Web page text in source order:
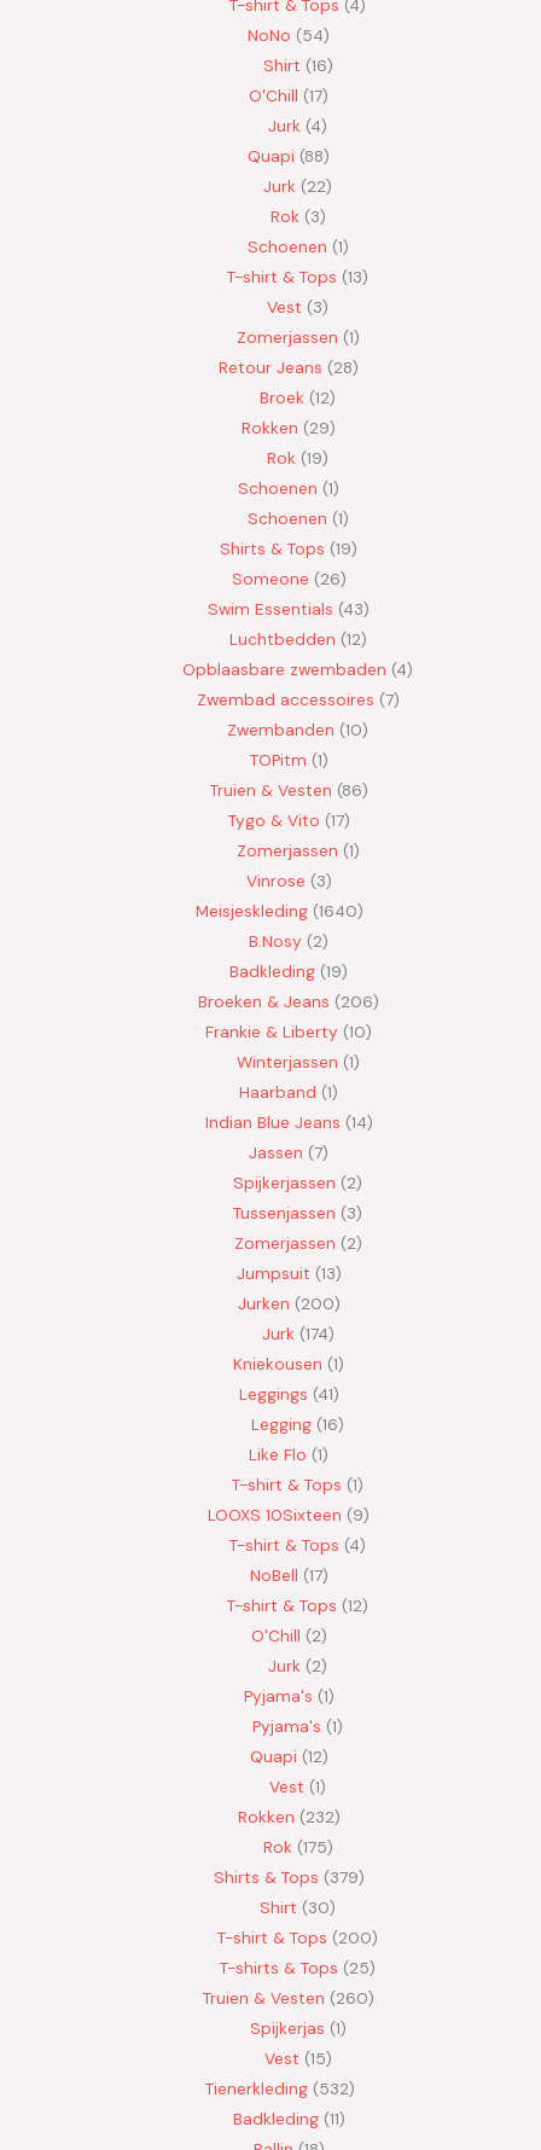
NoNo
54
Shirt 16
O'Chill 17
Jurk 4
Quapi 88
Jurk
22
Rok 3
Schoenen 1
T-shirt & Tops 13
Vest
3
Zomerjassen 1
Retour Jeans
28
Broek 12
Rokken
29
Rok 19
Schoenen 1
Schoenen 1
Shirts & Tops 19
Someone 26
Swim Essentials 43
Luchtbedden 12
Opblaasbare zwembaden 4
Zwembad accessoires 7
Zwembanden 10
TOPitm 1
Truien & Vesten 86
Tygo & Vito 17
Zomerjassen 1
Vinrose 3
Meisjeskleding 1640
B.Nosy
2
Badkleding 19
Broeken & Jeans
206
Frankie & Liberty 10
Winterjassen 1
Haarband 1
Indian Blue Jeans 14
Jassen 7
Spijkerjassen
2
Tussenjassen
3
Zomerjassen 2
Jumpsuit 13
Jurken 200
Jurk 174
Kniekousen 1
Leggings 41
Legging 16
Like Flo 1
T-shirt & Tops 1
LOOXS 10Sixteen
9
T-shirt & Tops 4
NoBell 17
T-shirt & Tops 12
O'Chill 2
Jurk
2
Pyjama's 1
Pyjama's 1
Quapi 12
Vest 1
Rokken 232
Rok 175
Shirts & Tops 379
Shirt
30
T-shirt & Tops
200
T-shirts & Tops
25
Truien & Vesten
260
Spijkerjas 1
Vest 15
Tienerkleding 532
Badkleding 11